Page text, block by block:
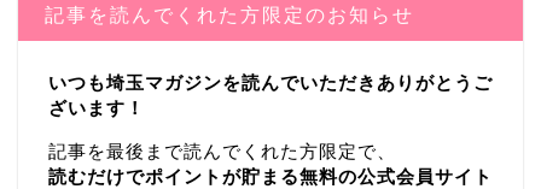
記事を読んでくれた方限定のお知らせ
いつも埼玉マガジンを読んでいただきありがとうご
ざいます！
記事を最後まで読んでくれた方限定で、
読むだけでポイントが貯まる無料の公式会員サイト